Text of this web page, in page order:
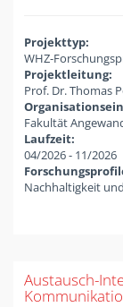
Projekttyp:
WHZ-
Projektleitung:
Prof. Dr. Thomas
Fakultät
Laufzeit:
04/2026- 11/2026
Nachhaltigkeit
Austausch-